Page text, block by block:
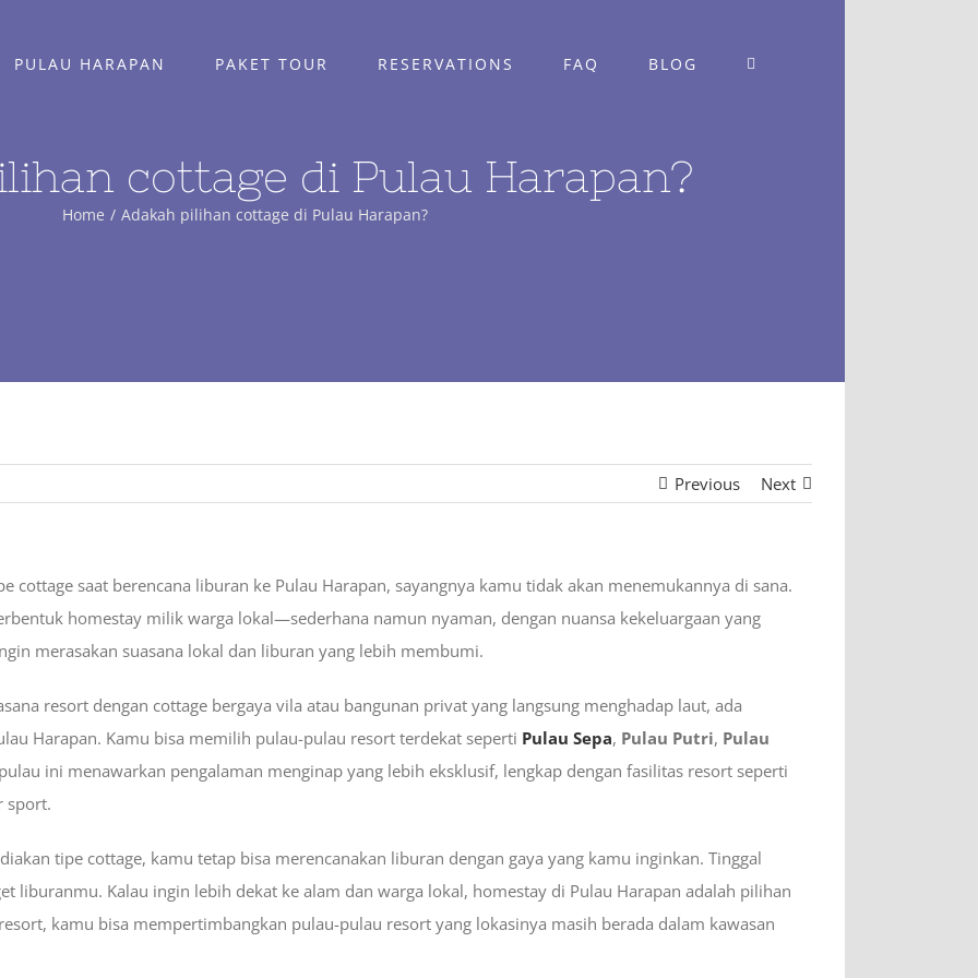
PULAU HARAPAN PAKET TOUR RESERVATIONS FAQ BLOG
cottage di Pulau Harapan?
Home Adakah pilihan cottage di Pulau Harapan?
Previous Next
cottage saat berencana liburan ke Pulau Harapan, sayangnya kamu tidak akan menemukannya di sana.
homestay milik warga lokal—sederhana namun nyaman, dengan nuansa kekeluargaan yang
merasakan suasana lokal dan liburan yang lebih membumi.
resort dengan cottage bergaya vila atau bangunan privat yang langsung menghadap laut, ada
Harapan. Kamu bisa memilih pulau-pulau resort terdekat seperti Pulau Sepa, Pulau Putri, Pulau
ini menawarkan pengalaman menginap yang lebih eksklusif, lengkap dengan fasilitas resort seperti
sport.
tipe cottage, kamu tetap bisa merencanakan liburan dengan gaya yang kamu inginkan. Tinggal
liburanmu. Kalau ingin lebih dekat ke alam dan warga lokal, homestay di Pulau Harapan adalah pilihan
kamu bisa mempertimbangkan pulau-pulau resort yang lokasinya masih berada dalam kawasan